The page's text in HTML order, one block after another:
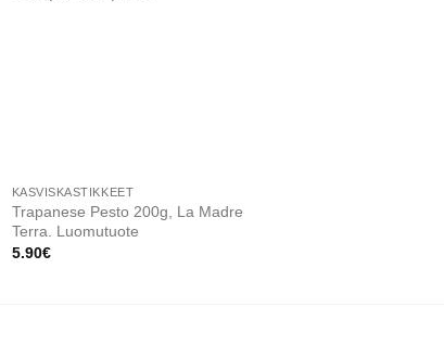
KASVISKASTIKKEET
Trapanese Pesto 200g, La Madre
Terra. Luomutuote
5.90€